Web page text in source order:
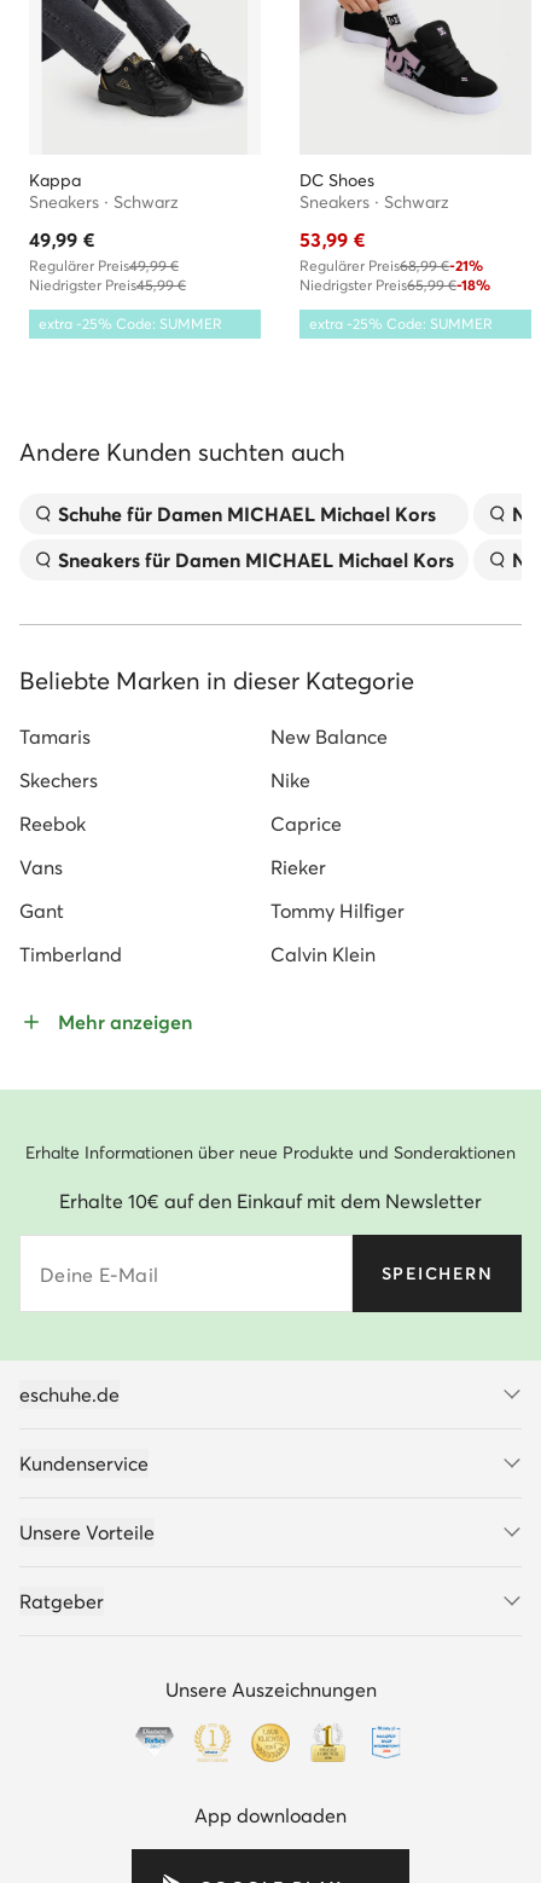
Kappa
Sneakers · Schwarz
49,99 €
Regulärer Preis49,99 €
Niedrigster Preis45,99 €
extra -25% Code: SUMMER
DC Shoes
Sneakers · Schwarz
53,99 €
Regulärer Preis68,99 €-21%
Niedrigster Preis65,99 €-18%
extra -25% Code: SUMMER
Andere Kunden suchten auch
Schuhe für Damen MICHAEL Michael Kors
Sneakers für Damen MICHAEL Michael Kors
Beliebte Marken in dieser Kategorie
Tamaris
New Balance
Skechers
Nike
Reebok
Caprice
Vans
Rieker
Gant
Tommy Hilfiger
Timberland
Calvin Klein
Mehr anzeigen
Erhalte Informationen über neue Produkte und Sonderaktionen
Erhalte 10€ auf den Einkauf mit dem Newsletter
Deine E-Mail SPEICHERN
eschuhe.de
Kundenservice
Unsere Vorteile
Ratgeber
Unsere Auszeichnungen
App downloaden